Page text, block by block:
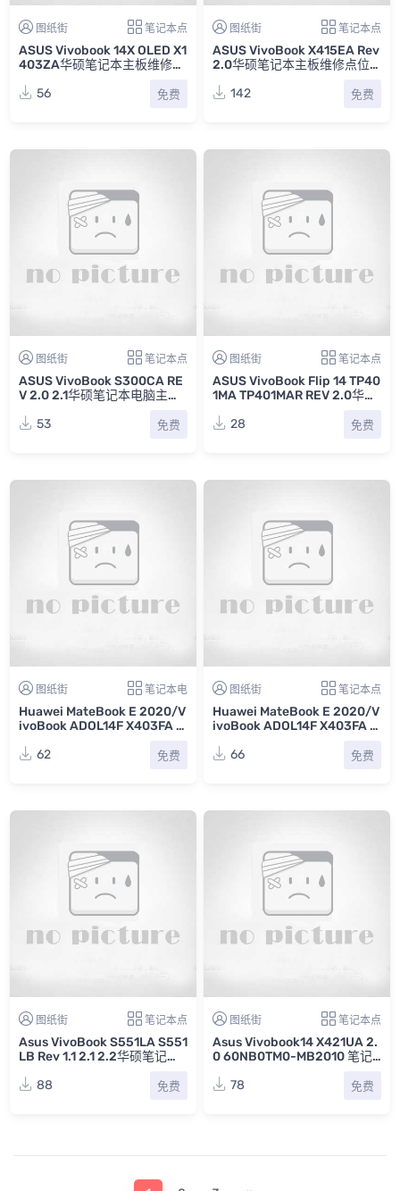
图纸街 笔记本点
ASUS Vivobook 14X OLED X1
403ZA华硕笔记本主板维修点
56
免费
图纸街 笔记本点
ASUS VivoBook X415EA Rev
2.0华硕笔记本主板维修点位
142
免费
图纸街 笔记本点
ASUS VivoBook S300CA RE
V 2.0 2.1华硕笔记本电脑主板
53
免费
图纸街 笔记本点
ASUS VivoBook Flip 14 TP40
1MA TP401MAR REV 2.0华硕
28
免费
图纸街 笔记本电
Huawei MateBook E 2020/V
ivoBook ADOL14F X403FA N
1.0华硕笔记本图纸
62 免费
图纸街 笔记本点
Huawei MateBook E 2020/V
ivoBook ADOL14F X403FA N
脑主板点位图PDF+FZ
66 免费
图纸街 笔记本点
Asus VivoBook S551LA S551
LB Rev 1.1 2.1 2.2华硕笔记本
88
免费
图纸街 笔记本点
Asus Vivobook14 X421UA 2.
0 60NB0TM0-MB2010 笔记
78
免费